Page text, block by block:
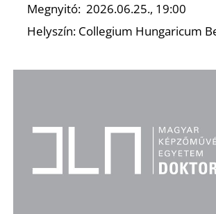
Megnyitó: 2026.06.25., 19:00
Helyszín: Collegium Hungaricum